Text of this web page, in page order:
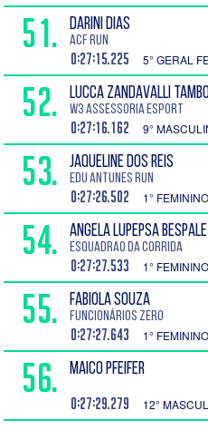
51. DARINI DIAS
ACF RUN
0:27:15.225 5° GERAL
52. LUCCA ZANDAVALLI
W3 Assessoria Esport
0:27:16.162 9°
53. JAQUELINE DOS REIS
EDU ANTUNES RUN
0:27:26.502 1°
54. ANGELA LUPEPSA
Esquadrao da corrida
0:27:27.533 1°
55. FABIOLA SOUZA
FUNCIONÁRIOS ZERO
0:27:27.643 1°
56. MAICO PFEIFER
0:27:29.279 12°